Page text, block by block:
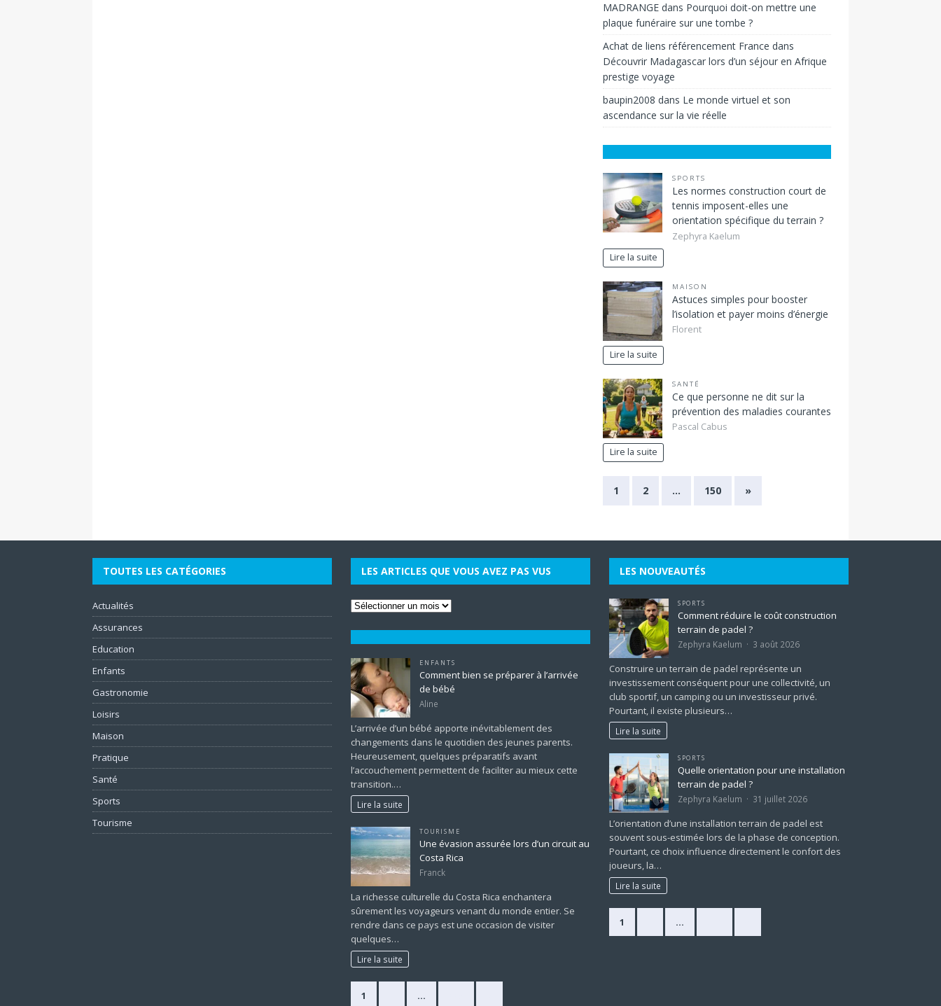
MADRANGEdans Pourquoi doit-on mettre une
plaque funéraire sur une tombe ?
Achat de liens référencement France dans
Découvrir Madagascar lors d’un séjour en Afrique
prestige voyage
baupin2008 dans Le monde virtuel et son
ascendance sur la vie réelle
SPORTS
Les normes construction court de
tennis imposent-elles une
orientation spécifique du terrain ?
Zephyra Kaelum
Lire la suite
MAISON
Astuces simples pour booster
l’isolation et payer moins d’énergie
Florent
Lire la suite
SANTÉ
Ce que personne ne dit sur la
prévention des maladies courantes
Pascal Cabus
Lire la suite
1 2 … 150 »
TOUTES LES CATÉGORIES
Actualités
Assurances
Education
Enfants
Gastronomie
Loisirs
Maison
Pratique
Santé
Sports
Tourisme
LES ARTICLES QUE VOUS AVEZ PAS VUS
ENFANTS
Comment bien se préparer à l’arrivée
de bébé
Aline
L’arrivée d’un bébé apporte inévitablement des
changements dans le quotidien des jeunes parents.
Heureusement, quelques préparatifs avant
l’accouchement permettent de faciliter au mieux cette
transition.…
Lire la suite
TOURISME
Une évasion assurée lors d’un circuit au
Costa Rica
Franck
La richesse culturelle du Costa Rica enchantera
sûrement les voyageurs venant du monde entier. Se
rendre dans ce pays est une occasion de visiter
quelques…
Lire la suite
1 …
LES NOUVEAUTÉS
SPORTS
Comment réduire le coût construction
terrain de padel ?
Zephyra Kaelum 3 août 2026
Construire un terrain de padel représente un
investissement conséquent pour une collectivité, un
club sportif, un camping ou un investisseur privé.
Pourtant, il existe plusieurs…
Lire la suite
SPORTS
Quelle orientation pour une installation
terrain de padel ?
Zephyra Kaelum 31 juillet 2026
L’orientation d’une installation terrain de padel est
souvent sous-estimée lors de la phase de conception.
Pourtant, ce choix influence directement le confort des
joueurs, la…
Lire la suite
1 …